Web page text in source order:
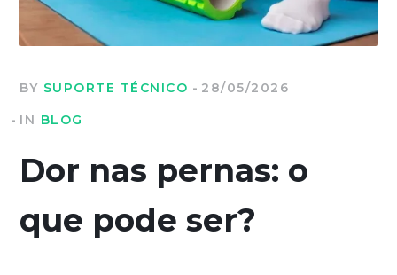
BY SUPORTE TÉCNICO
28/05/2026
IN BLOG
Dor nas pernas: o
que pode ser?